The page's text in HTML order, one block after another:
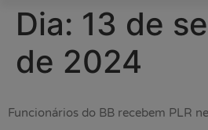
Dia: 13 de
de 2024
Funcionários do BB recebem PLR